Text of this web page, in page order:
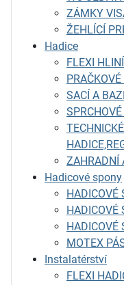
ZÁMKY
ŽEHLÍCÍ
Hadice
FLEXI
SACÍ A
ZAHRADNÍ
Hadicové spony
HADICOVÉ
HADICOVÉ
HADICOVÉ
MOTEX
Instalatérství
FLEXI